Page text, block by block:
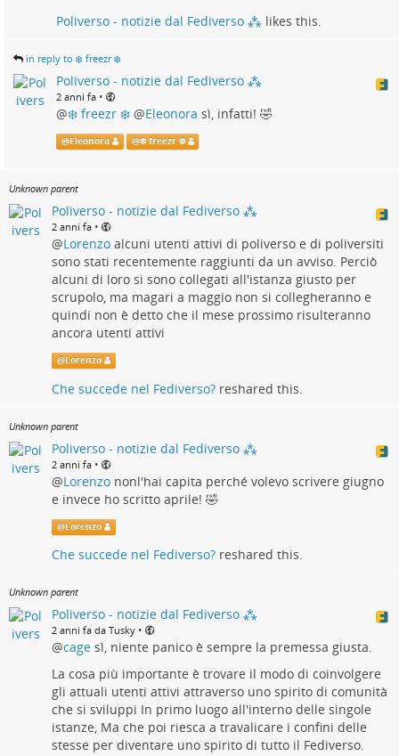
Poliverso - notizie dal Fediverso ⁂ likes this.
in reply to ❄️ freezr ❄️
Poliverso - notizie dal Fediverso ⁂
2 anni fa •
@❄️ freezr ❄️ @Eleonora sì, infatti! 🤣
@Eleonora @❄️ freezr ❄️
Unknown parent
Poliverso - notizie dal Fediverso ⁂
2 anni fa •
@Lorenzo alcuni utenti attivi di poliverso e di poliversiti
sono stati recentemente raggiunti da un avviso. Perciò
alcuni di loro si sono collegati all'istanza giusto per
scrupolo, ma magari a maggio non si collegheranno e
quindi non è detto che il mese prossimo risulteranno
ancora utenti attivi
@Lorenzo
Che succede nel Fediverso? reshared this.
Unknown parent
Poliverso - notizie dal Fediverso ⁂
2 anni fa •
@Lorenzo nonl'hai capita perché volevo scrivere giugno
e invece ho scritto aprile! 🤣
@Lorenzo
Che succede nel Fediverso? reshared this.
Unknown parent
Poliverso - notizie dal Fediverso ⁂
2 anni fa da Tusky •
@cage sì, niente panico è sempre la premessa giusta.
La cosa più importante è trovare il modo di coinvolgere
gli attuali utenti attivi attraverso uno spirito di comunità
che si sviluppi In primo luogo all'interno delle singole
istanze, Ma che poi riesca a travalicare i confini delle
stesse per diventare uno spirito di tutto il Fediverso.